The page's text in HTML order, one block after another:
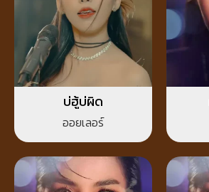
บ่ฮู้บ่ผิด
ออยเลอร์